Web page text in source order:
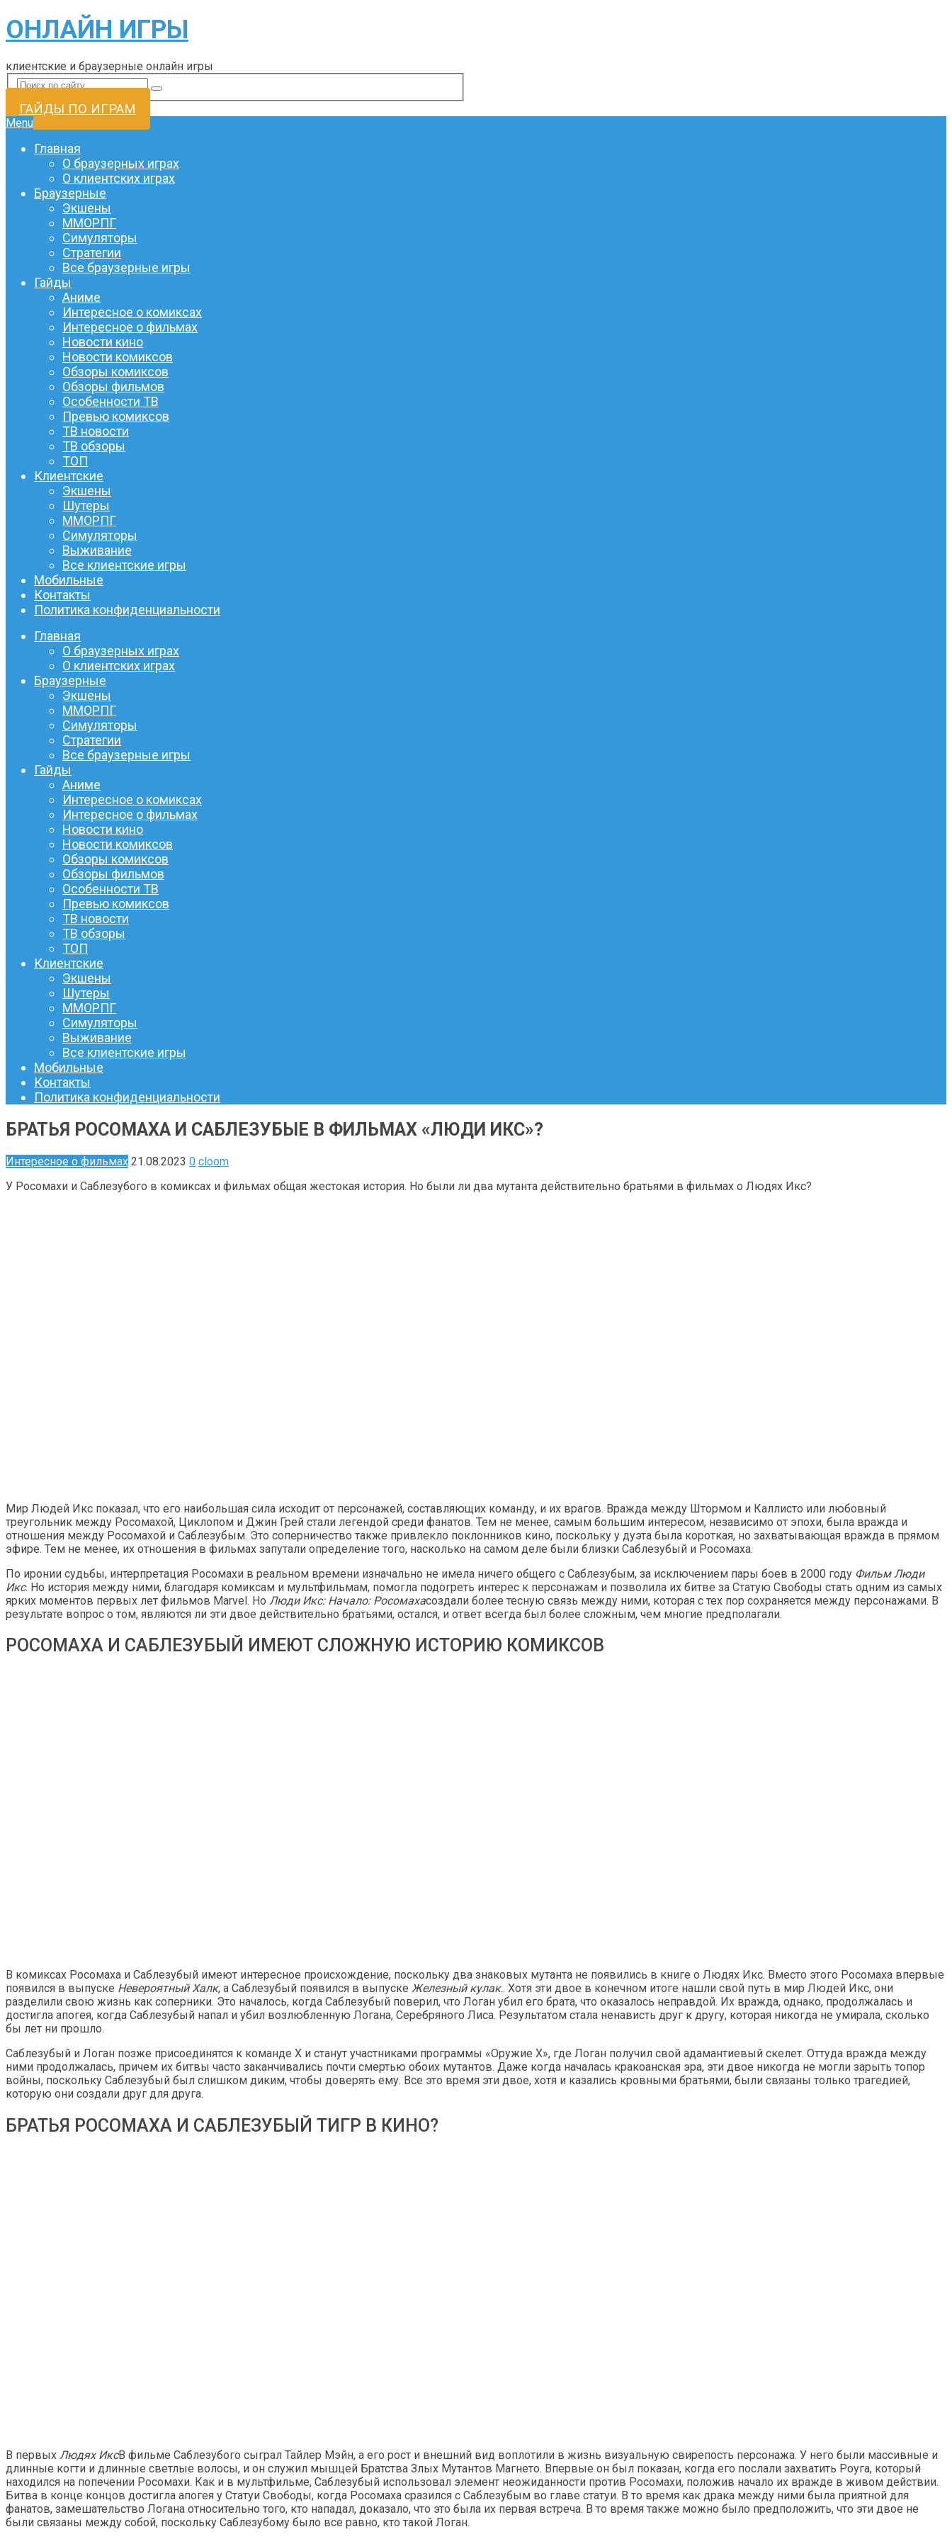
ОНЛАЙН ИГРЫ
клиентские и браузерные онлайн игры
ГАЙДЫ ПО ИГРАМ
Menu
Главная
О браузерных играх
О клиентских играх
Браузерные
Экшены
ММОРПГ
Симуляторы
Стратегии
Все браузерные игры
Гайды
Аниме
Интересное о комиксах
Интересное о фильмах
Новости кино
Новости комиксов
Обзоры комиксов
Обзоры фильмов
Особенности ТВ
Превью комиксов
ТВ новости
ТВ обзоры
ТОП
Клиентские
Экшены
Шутеры
ММОРПГ
Симуляторы
Выживание
Все клиентские игры
Мобильные
Контакты
Политика конфиденциальности
Главная
О браузерных играх
О клиентских играх
Браузерные
Экшены
ММОРПГ
Симуляторы
Стратегии
Все браузерные игры
Гайды
Аниме
Интересное о комиксах
Интересное о фильмах
Новости кино
Новости комиксов
Обзоры комиксов
Обзоры фильмов
Особенности ТВ
Превью комиксов
ТВ новости
ТВ обзоры
ТОП
Клиентские
Экшены
Шутеры
ММОРПГ
Симуляторы
Выживание
Все клиентские игры
Мобильные
Контакты
Политика конфиденциальности
БРАТЬЯ РОСОМАХА И САБЛЕЗУБЫЕ В ФИЛЬМАХ «ЛЮДИ ИКС»?
Интересное о фильмах 21.08.2023 0 cloom
У Росомахи и Саблезубого в комиксах и фильмах общая жестокая история. Но были ли два мутанта действительно братьями в фильмах о Людях Икс?
Мир Людей Икс показал, что его наибольшая сила исходит от персонажей, составляющих команду, и их врагов. Вражда между Штормом и Каллисто или любовный
треугольник между Росомахой, Циклопом и Джин Грей стали легендой среди фанатов. Тем не менее, самым большим интересом, независимо от эпохи, была вражда и
отношения между Росомахой и Саблезубым. Это соперничество также привлекло поклонников кино, поскольку у дуэта была короткая, но захватывающая вражда в прямом
эфире. Тем не менее, их отношения в фильмах запутали определение того, насколько на самом деле были близки Саблезубый и Росомаха.
По иронии судьбы, интерпретация Росомахи в реальном времени изначально не имела ничего общего с Саблезубым, за исключением пары боев в 2000 году Фильм Люди
Икс. Но история между ними, благодаря комиксам и мультфильмам, помогла подогреть интерес к персонажам и позволила их битве за Статую Свободы стать одним из самых
ярких моментов первых лет фильмов Marvel. Но Люди Икс: Начало: Росомахасоздали более тесную связь между ними, которая с тех пор сохраняется между персонажами. В
результате вопрос о том, являются ли эти двое действительно братьями, остался, и ответ всегда был более сложным, чем многие предполагали.
РОСОМАХА И САБЛЕЗУБЫЙ ИМЕЮТ СЛОЖНУЮ ИСТОРИЮ КОМИКСОВ
В комиксах Росомаха и Саблезубый имеют интересное происхождение, поскольку два знаковых мутанта не появились в книге о Людях Икс. Вместо этого Росомаха впервые
появился в выпуске Невероятный Халк, а Саблезубый появился в выпуске Железный кулак.. Хотя эти двое в конечном итоге нашли свой путь в мир Людей Икс, они
разделили свою жизнь как соперники. Это началось, когда Саблезубый поверил, что Логан убил его брата, что оказалось неправдой. Их вражда, однако, продолжалась и
достигла апогея, когда Саблезубый напал и убил возлюбленную Логана, Серебряного Лиса. Результатом стала ненависть друг к другу, которая никогда не умирала, сколько
бы лет ни прошло.
Саблезубый и Логан позже присоединятся к команде X и станут участниками программы «Оружие X», где Логан получил свой адамантиевый скелет. Оттуда вражда между
ними продолжалась, причем их битвы часто заканчивались почти смертью обоих мутантов. Даже когда началась кракоанская эра, эти двое никогда не могли зарыть топор
войны, поскольку Саблезубый был слишком диким, чтобы доверять ему. Все это время эти двое, хотя и казались кровными братьями, были связаны только трагедией,
которую они создали друг для друга.
БРАТЬЯ РОСОМАХА И САБЛЕЗУБЫЙ ТИГР В КИНО?
В первых Людях ИксВ фильме Саблезубого сыграл Тайлер Мэйн, а его рост и внешний вид воплотили в жизнь визуальную свирепость персонажа. У него были массивные и
длинные когти и длинные светлые волосы, и он служил мышцей Братства Злых Мутантов Магнето. Впервые он был показан, когда его послали захватить Роуга, который
находился на попечении Росомахи. Как и в мультфильме, Саблезубый использовал элемент неожиданности против Росомахи, положив начало их вражде в живом действии.
Битва в конце концов достигла апогея у Статуи Свободы, когда Росомаха сразился с Саблезубым во главе статуи. В то время как драка между ними была приятной для
фанатов, замешательство Логана относительно того, кто нападал, доказало, что это была их первая встреча. В то время также можно было предположить, что эти двое не
были связаны между собой, поскольку Саблезубому было все равно, кто такой Логан.